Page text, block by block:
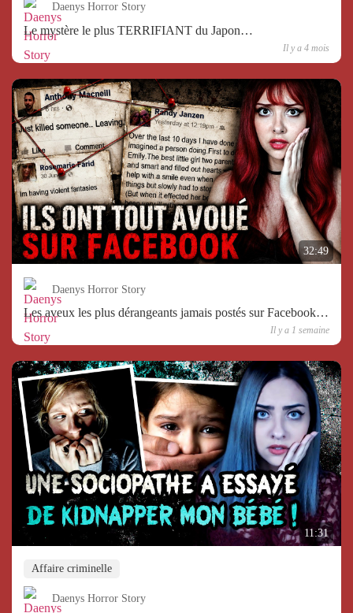
Daenys Horror Story
Le mystère le plus TERRIFIANT du Japon…
Il y a 4 mois
32:49
Daenys Horror Story
Les aveux les plus dérangeants jamais postés sur Facebook…
Il y a 1 semaine
11:31
Affaire criminelle
Daenys Horror Story